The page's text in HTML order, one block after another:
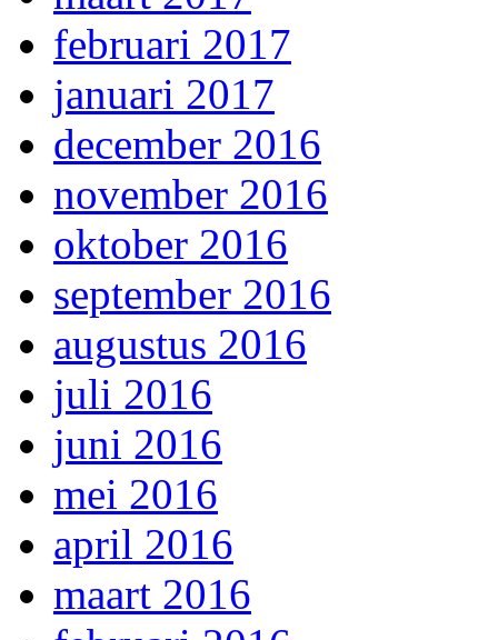
februari 2017
januari 2017
december 2016
november 2016
oktober 2016
september 2016
augustus 2016
juli 2016
juni 2016
mei 2016
april 2016
maart 2016